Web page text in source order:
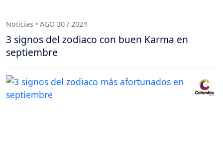
Noticias • AGO 30 / 2024
3 signos del zodiaco con buen Karma en
septiembre